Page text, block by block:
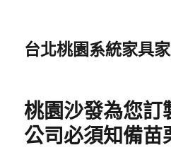
台北桃園系統家具
桃園沙發為您訂
公司必須知備苗